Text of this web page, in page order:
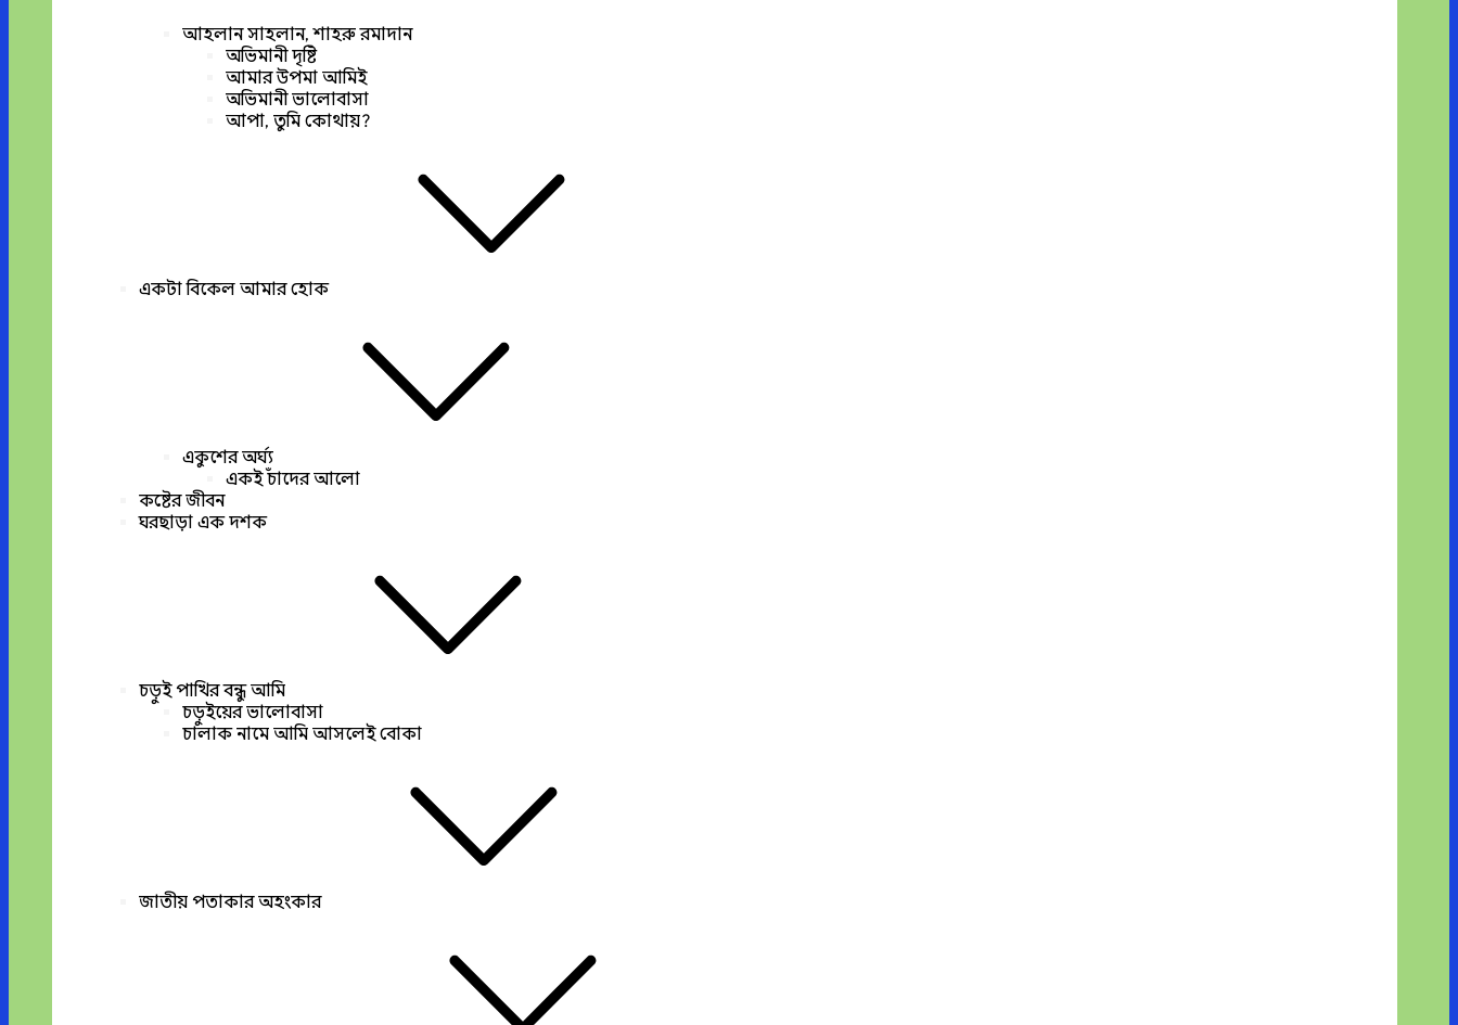
আহলান সাহলান, শাহরু রমাদান
অভিমানী দৃষ্টি
আমার উপমা আমিই
অভিমানী ভালোবাসা
আপা, তুমি কোথায়?
একটা বিকেল আমার হোক
একুশের অর্ঘ্য
একই চাঁদের আলো
কষ্টের জীবন
ঘরছাড়া এক দশক
চড়ুই পাখির বন্ধু আমি
চড়ুইয়ের ভালোবাসা
চালাক নামে আমি আসলেই বোকা
জাতীয় পতাকার অহংকার